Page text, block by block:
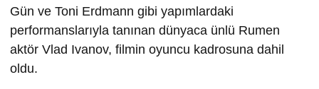
Gün ve Toni Erdmann gibi yapımlardaki
performanslarıyla tanınan dünyaca ünlü Rumen
aktör Vlad Ivanov, filmin oyuncu kadrosuna dahil
oldu.